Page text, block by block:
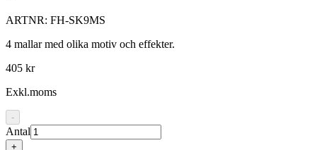
ARTNR: FH-SK9MS
4 mallar med olika motiv och effekter.
405 kr
Exkl.moms
-
Antal
+